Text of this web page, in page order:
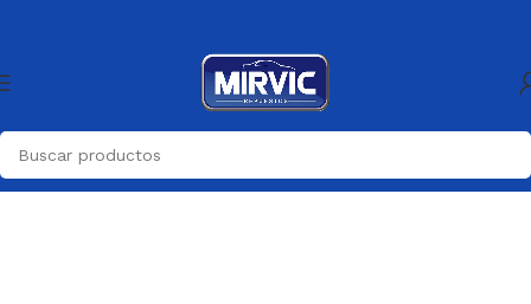
Inicio Carroceria Emblemas